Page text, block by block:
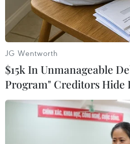
23/5.
JG Wentworth
$15k In Unmanageable
Program" Creditors Hide